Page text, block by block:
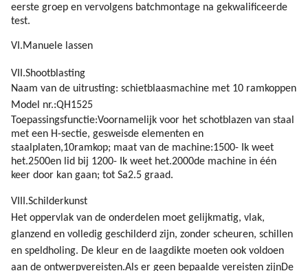
eerste groep en vervolgens batchmontage na gekwalificeerde
test.
VI.Manuele lassen
VII.Shootblasting
Naam van de uitrusting: schietblaasmachine met 10 ramkoppen
Model nr.:QH1525
Toepassingsfunctie:Voornamelijk voor het schotblazen van staal
met een H-sectie, gesweisde elementen en
staalplaten,10ramkop; maat van de machine:1500- Ik weet
het.2500en lid bij 1200- Ik weet het.2000de machine in één
keer door kan gaan; tot Sa2.5 graad.
VIII.Schilderkunst
Het oppervlak van de onderdelen moet gelijkmatig, vlak,
glanzend en volledig geschilderd zijn, zonder scheuren, schillen
en speldholing. De kleur en de laagdikte moeten ook voldoen
aan de ontwerpvereisten.Als er geen bepaalde vereisten zijnDe